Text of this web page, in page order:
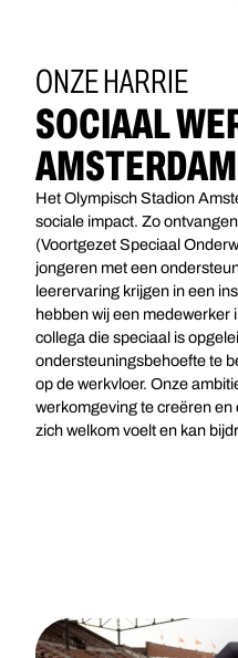
ONZE HARRIE
SOCIAAL
AMSTERDAM
Het Olympisch Stadion
sociale impact. Zo
(Voortgezet Speciaal
jongeren met een
leerervaring krijgen in een
hebben wij een medewerker
collega die speciaal is
ondersteuningsbehoefte te
op de werkvloer. Onze
werkomgeving te creëren en
zich welkom voelt en kan